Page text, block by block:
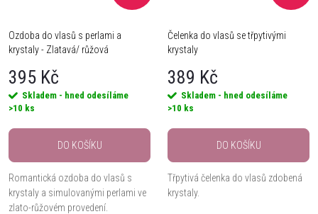
Ozdoba do vlasů s perlami a
krystaly - Zlatavá/ růžová
395 Kč
Skladem - hned odesíláme
>10 ks
DO KOŠÍKU
Romantická ozdoba do vlasů s
krystaly a simulovanými perlami ve
zlato-růžovém provedení.
Čelenka do vlasů se třpytivými
krystaly
389 Kč
Skladem - hned odesíláme
>10 ks
DO KOŠÍKU
Třpytivá čelenka do vlasů zdobená
krystaly.